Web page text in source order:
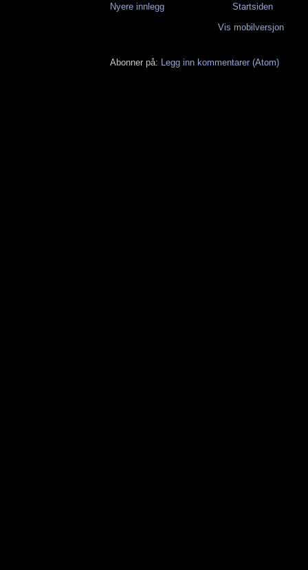
Nyere innlegg
Startsiden
Vis mobilversjon
Abonner på: Legg inn kommentarer (Atom)